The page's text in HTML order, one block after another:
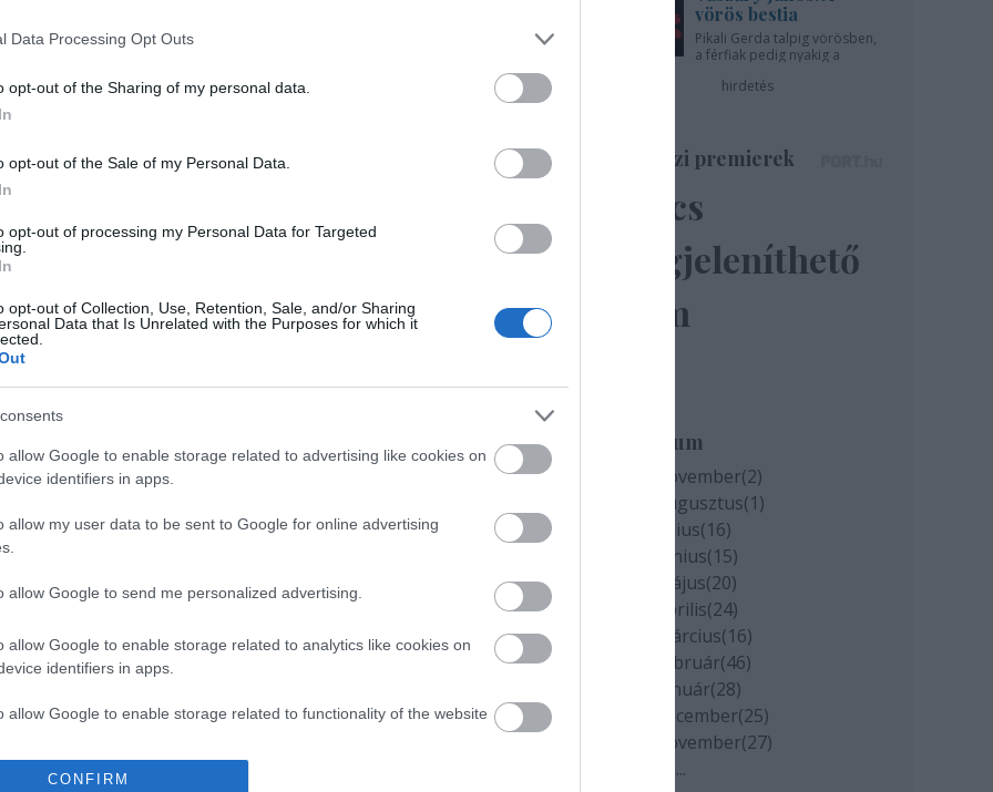
Data Processing Opt Outs
opt-out of the Sharing of my personal data.
opt-out of the Sale of my Personal Data.
opt-out of processing my Personal Data for Targeted
opt-out of Collection, Use, Retention, Sale, and/or Sharing
Data that Is Unrelated with the Purposes for which it
allow Google to enable storage related to advertising like cookies on
identifiers in apps.
allow my user data to be sent to Google for online advertising
allow Google to send me personalized advertising.
allow Google to enable storage related to analytics like cookies on
identifiers in apps.
allow Google to enable storage related to functionality of the website
allow Google to enable storage related to personalization.
CONFIRM
forrás: Katona József Színház
találkozások
Új bemutatóra készül a
Veszprémi Petőfi Színház
üzemeltetője semmilyen
forduljon a blog szerkesztőjéhez. Részletek aFelhasználási feltételekben és az
vörös bestia
Pikali Gerda talpig vörösben,
a férfiak pedig nyakig a
hirdetés
Színházi premierek
Nincs
megjeleníthető
elem
Archívum
2020 november(2)
2020 augusztus(1)
2020 július(16)
2020 június(15)
2020 május(20)
2020 április(24)
2020 március(16)
2020 február(46)
2020 január(28)
2019 december(25)
2019 november(27)
...